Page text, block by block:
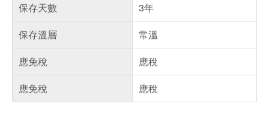
保存天數
3年
保存溫層
常溫
應免稅
應稅
應免稅
應稅